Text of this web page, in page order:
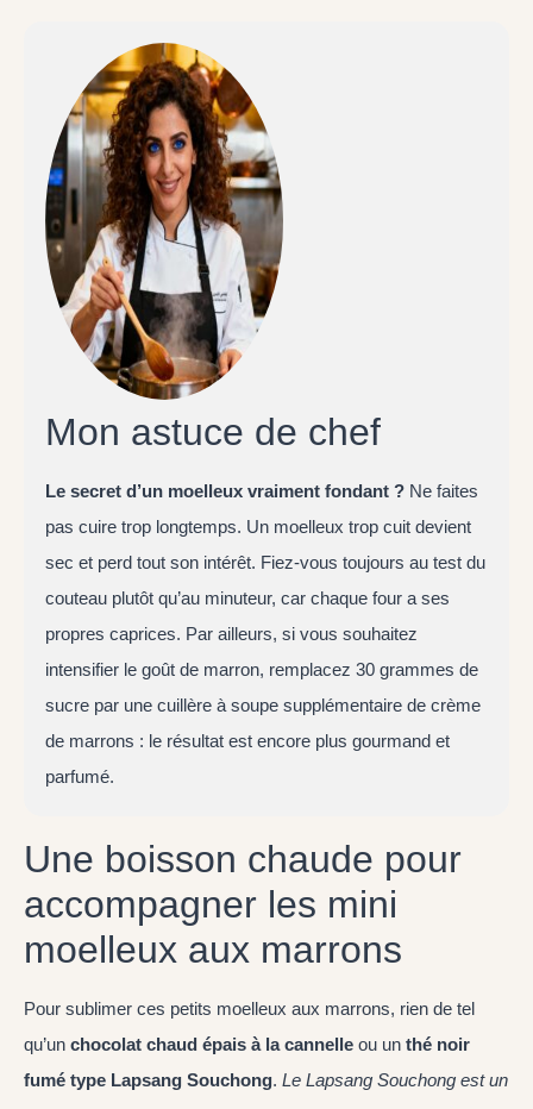
Mon astuce de chef
Le secret d’un moelleux vraiment fondant ?Ne faites
pas cuire trop longtemps. Un moelleux trop cuit devient
sec et perd tout son intérêt. Fiez-vous toujours au test du
couteau plutôt qu’au minuteur, car chaque four a ses
propres caprices. Par ailleurs, si vous souhaitez
intensifier le goût de marron, remplacez 30 grammes de
sucre par une cuillère à soupe supplémentaire de crème
de marrons : le résultat est encore plus gourmand et
parfumé.
Une boisson chaude pour
accompagner les mini
moelleux aux marrons
Pour sublimer ces petits moelleux aux marrons, rien de tel
qu’un chocolat chaud épais à la cannelle ou un thé noir
fumé type Lapsang Souchong. Le Lapsang Souchong est un